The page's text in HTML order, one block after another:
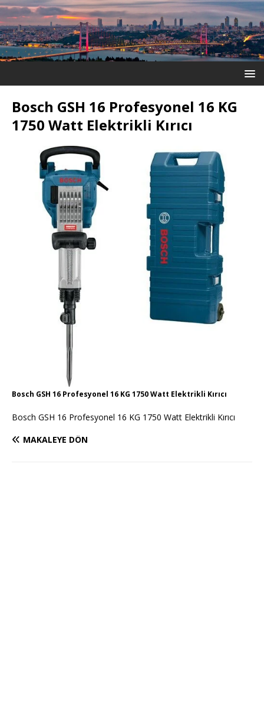
Bosch GSH 16 Profesyonel 16 KG
1750 Watt Elektrikli Kırıcı
Bosch GSH 16 Profesyonel 16 KG 1750 Watt Elektrikli Kırıcı
Bosch GSH 16 Profesyonel 16 KG 1750 Watt Elektrikli Kırıcı
MAKALEYE DÖN